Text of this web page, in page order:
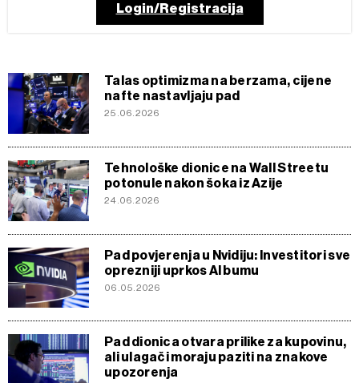
Login/Registracija
Talas optimizma na berzama, cijene
nafte nastavljaju pad
25.06.2026
Tehnološke dionice na Wall Streetu
potonule nakon šoka iz Azije
24.06.2026
Pad povjerenja u Nvidiju: Investitori sve
oprezniji uprkos AI bumu
06.05.2026
Pad dionica otvara prilike za kupovinu,
ali ulagači moraju paziti na znakove
upozorenja